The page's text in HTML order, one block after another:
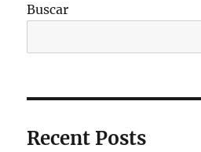
Buscar
Recent Posts